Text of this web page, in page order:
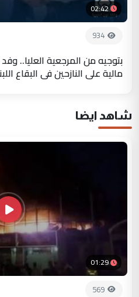
02:42
934
بتوجيه من المرجعية العليا..
مالية على النازحين في البقاع
شاهد ايضا
01:29
569